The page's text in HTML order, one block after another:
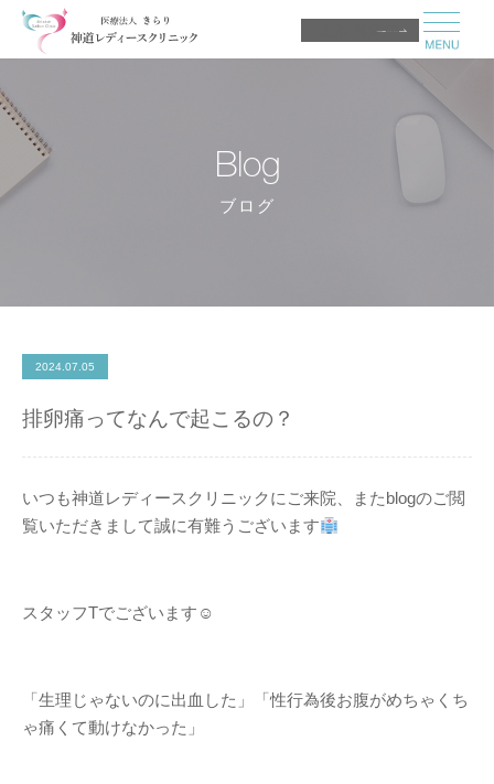
医師募集中
Blog
ブログ
2024.07.05
排卵痛ってなんで起こるの？
いつも神道レディースクリニックにご来院、またblogのご閲
覧いただきまして誠に有難うございます
スタッフTでございます☺
「生理じゃないのに出血した」「性行為後お腹がめちゃくち
ゃ痛くて動けなかった」